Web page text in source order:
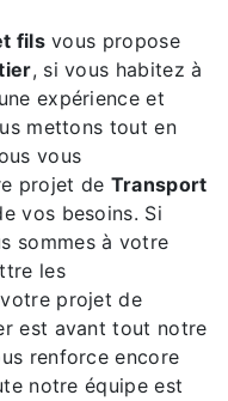
filsvous propose
, si vous habitez à
expérience et
mettons tout en
vous
projet de Transport
vos besoins. Si
sommes à votre
les
votre projet de
est avant tout notre
renforce encore
notre équipe est